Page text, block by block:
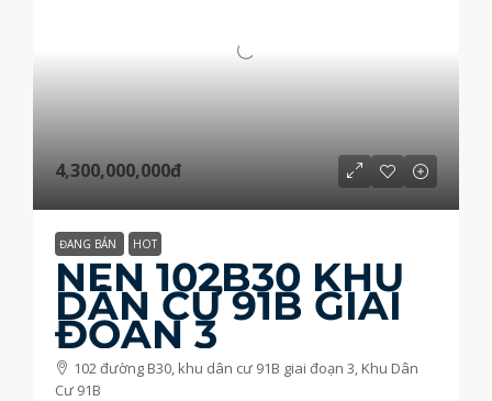
4,300,000,000đ
ĐANG BÁN HOT
NỀN 102B30 KHU
DÂN CƯ 91B GIAI
ĐOẠN 3
102 đường B30, khu dân cư 91B giai đoạn 3, Khu Dân
Cư 91B